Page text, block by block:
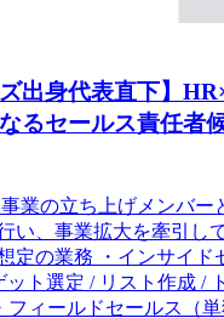
ズ出身代表直下】
るセールス責任者
業の立ち上げメンバー
い、事業拡大を牽引し
定の業務 ・インサイド
ト選定 / リスト作成 /
フィールドセールス（